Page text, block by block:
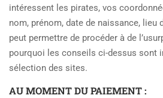
intéressent les pirates, vos
nom, prénom, date de naissance, lieu
peut permettre de procéder à de
pourquoi les conseils ci-dessus sont
sélection des sites.
AU MOMENT DU PAIEMENT :